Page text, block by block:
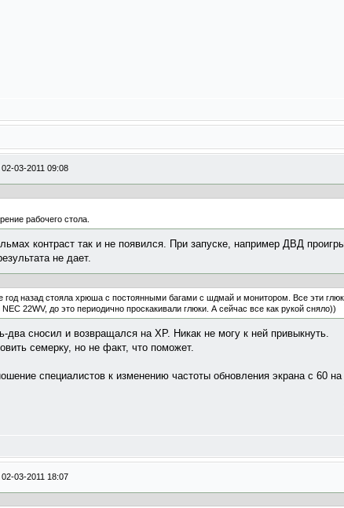
02-03-2011 09:08
рабочего стола.
контраст так и не появился. При запуске, например ДВД
не дает.
назад стояла хрюша с постоянными багами с шдмай и монитором. Все эти
22WV, до это периодично проскакивали глюки. А сейчас все как рукой сняло))
два сносил и возвращался на ХР. Никак не могу к ней привыкнуть.
семерку, но не факт, что поможет.
специалистов к изменению частоты обновления экрана с 60
02-03-2011 18:07